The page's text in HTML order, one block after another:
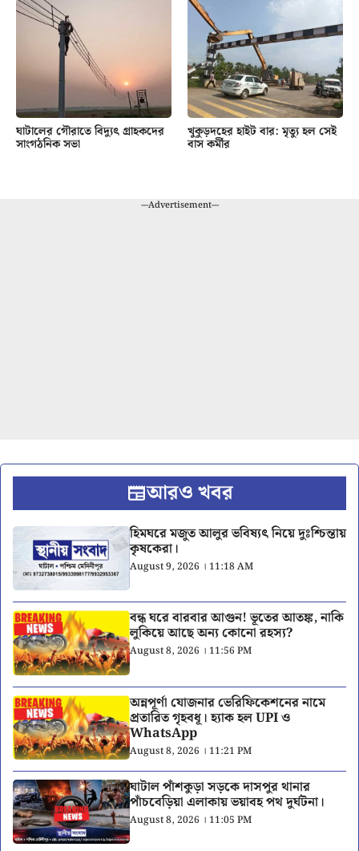
ঘাটালের গৌরাতে বিদ্যুৎ গ্রাহকদের
সাংগঠনিক সভা
খুকুড়দহের হাইট বার: মৃত্যু হল সেই
বাস কর্মীর
---Advertisement---
আরও খবর
হিমঘরে মজুত আলুর ভবিষ্যৎ নিয়ে দুঃশ্চিন্তায়
কৃষকেরা।
August 9, 2026 । 11:18 AM
বন্ধ ঘরে বারবার আগুন! ভূতের আতঙ্ক, নাকি
লুকিয়ে আছে অন্য কোনো রহস্য?
August 8, 2026 । 11:56 PM
অন্নপূর্ণা যোজনার ভেরিফিকেশনের নামে
প্রতারিত গৃহবধূ। হ্যাক হল UPI ও
WhatsApp
August 8, 2026 । 11:21 PM
ঘাটাল পাঁশকুড়া সড়কে দাসপুর থানার
পাঁচবেড়িয়া এলাকায় ভয়াবহ পথ দুর্ঘটনা।
August 8, 2026 । 11:05 PM